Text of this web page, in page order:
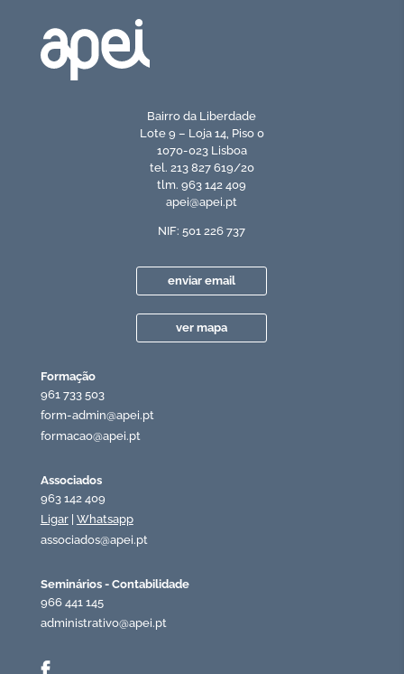
Bairro da Liberdade
Lote 9 – Loja 14, Piso 0
1070-023 Lisboa
tel. 213 827 619/20
tlm. 963 142 409
apei@apei.pt
NIF: 501 226 737
enviar email
ver mapa
Formação
961 733 503
form-admin@apei.pt
formacao@apei.pt
Associados
963 142 409
Ligar| Whatsapp
associados@apei.pt
Seminários - Contabilidade
966 441 145
administrativo@apei.pt